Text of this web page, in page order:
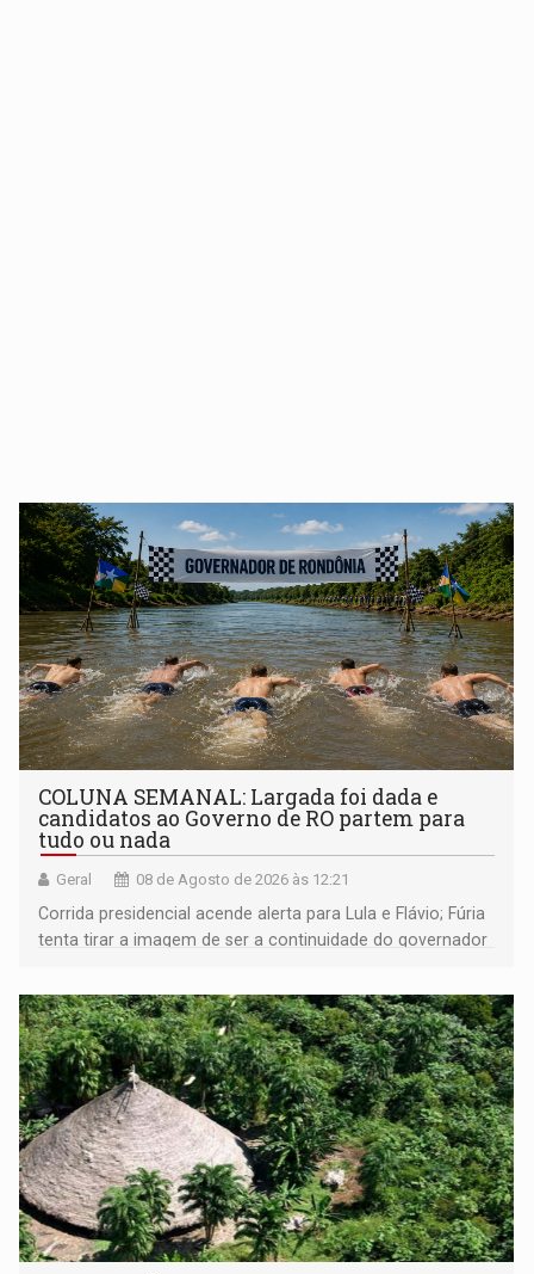
COLUNA SEMANAL: Largada foi dada e
candidatos ao Governo de RO partem para
tudo ou nada
Geral 08 de Agosto de 2026 às 12:21
Corrida presidencial acende alerta para Lula e Flávio; Fúria
tenta tirar a imagem de ser a continuidade do governador
não ter entrado no modo eleição; ABAV faz evento em
Porto Velho